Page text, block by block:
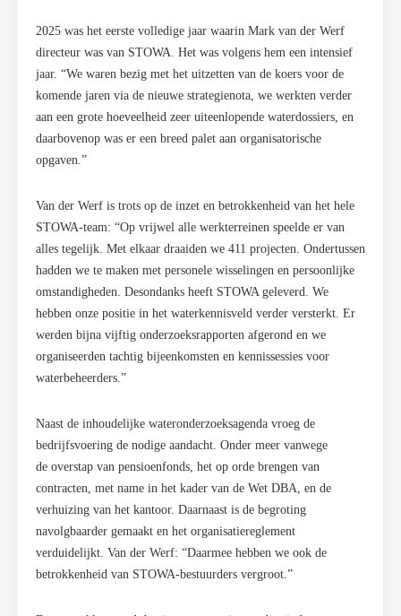
2025 was het eerste volledige jaar waarin Mark van der Werf
directeur was van STOWA. Het was volgens hem een intensief
jaar. “We waren bezig met het uitzetten van de koers voor de
komende jaren via de nieuwe strategienota, we werkten verder
aan een grote hoeveelheid zeer uiteenlopende waterdossiers, en
daarbovenop was er een breed palet aan organisatorische
opgaven.”
Van der Werf is trots op de inzet en betrokkenheid van het hele
STOWA-team: “Op vrijwel alle werkterreinen speelde er van
alles tegelijk. Met elkaar draaiden we 411 projecten. Ondertussen
hadden we te maken met personele wisselingen en persoonlijke
omstandigheden. Desondanks heeft STOWA geleverd. We
hebben onze positie in het waterkennisveld verder versterkt. Er
werden bijna vijftig onderzoeksrapporten afgerond en we
organiseerden tachtig bijeenkomsten en kennissessies voor
waterbeheerders.”
Naast de inhoudelijke wateronderzoeksagenda vroeg de
bedrijfsvoering de nodige aandacht. Onder meer vanwege
de overstap van pensioenfonds, het op orde brengen van
contracten, met name in het kader van de Wet DBA, en de
verhuizing van het kantoor. Daarnaast is de begroting
navolgbaarder gemaakt en het organisatiereglement
verduidelijkt. Van der Werf: “Daarmee hebben we ook de
betrokkenheid van STOWA-bestuurders vergroot.”